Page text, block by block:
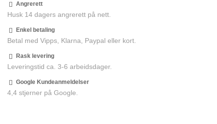
Angrerett
Husk 14 dagers angrerett på nett.
Enkel betaling
Betal med Vipps, Klarna, Paypal eller kort.
Rask levering
Leveringstid ca. 3-6 arbeidsdager.
Google Kundeanmeldelser
4,4 stjerner på Google.